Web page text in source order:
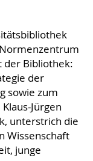
der Bibliothek:
der
sowie zum
Jürgen
unterstrich die
Wissenschaft
junge